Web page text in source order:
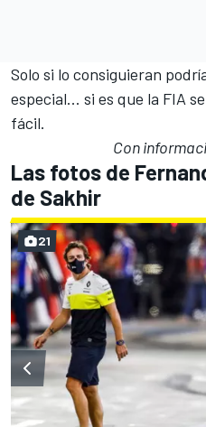
Solo si lo consiguieran
especial... si es que la FIA
fácil.
Con
Las fotos de
de Sakhir
21